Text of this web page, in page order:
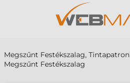
Megszűnt Festékszalag, Tintapatron
Megszűnt Festékszalag